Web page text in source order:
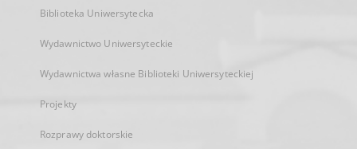
Biblioteka Uniwersytecka
Wydawnictwo Uniwersyteckie
Wydawnictwa własne Biblioteki Uniwersyteckiej
Projekty
Rozprawy doktorskie